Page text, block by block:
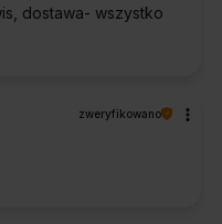
dostawa- wszystko
zweryfikowano